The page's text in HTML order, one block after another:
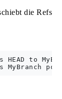
die Refs
to